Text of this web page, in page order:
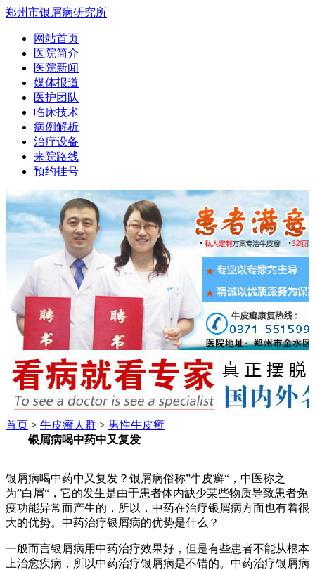
郑州市银屑病研究所
网站首页
医院简介
医院新闻
媒体报道
医护团队
临床技术
病例解析
治疗设备
来院路线
预约挂号
首页 > 牛皮癣人群 > 男性牛皮癣
银屑病喝中药中又复发
银屑病喝中药中又复发？银屑病俗称”牛皮癣“，中医称之
为”白屑“，它的发生是由于患者体内缺少某些物质导致患者免
疫功能异常而产生的，所以，中药在治疗银屑病方面也有着很
大的优势。中药治疗银屑病的优势是什么？
一般而言银屑病用中药治疗效果好，但是有些患者不能从根本
上治愈疾病，所以中药治疗银屑病是不错的。中药治疗银屑病